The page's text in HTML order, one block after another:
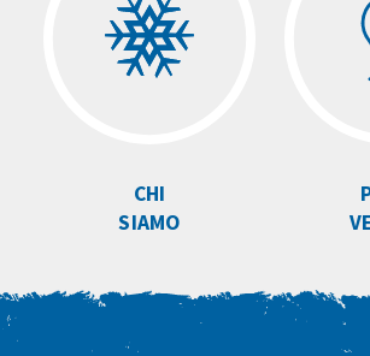
CHI
SIAMO